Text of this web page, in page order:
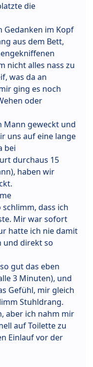
die
Gedanken im Kopf
aus dem Bett,
nicht alles nass zu
was da an
ging es noch
oder
Mann geweckt und
uns auf eine lange
bei
durchaus 15
haben wir
dass ich
Mir war sofort
hatte ich nie damit
und direkt so
gut das eben
3 Minuten), und
Gefühl, mir gleich
Stuhldrang.
aber ich nahm mir
auf Toilette zu
Einlauf vor der